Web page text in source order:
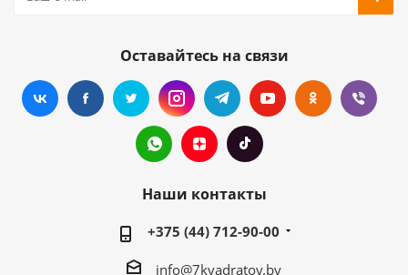
Оставайтесь на связи
Наши контакты
+375 (44) 712-90-00
info@7kvadratov.by